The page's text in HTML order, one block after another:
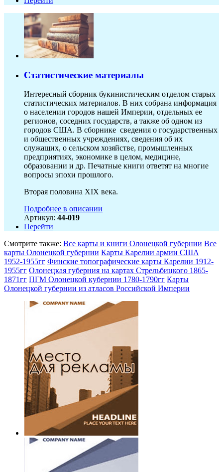
Статистические материалы
Интересный сборник букинистическим отделом старых
статистических материалов. В них собрана информация
о населении городов нашей Империи, отдельных ее
регионов, соседних государств, а также об одном из
городов США. В сборнике сведения о государственных
и общественных учреждениях, сведения об их
служащих, о сельском хозяйстве, промышленных
предприятиях, экономике в целом, медицине,
образовании и др. Печатные книги ответят на многие
вопросы эпохи прошлого.
Вторая половина XIX века.
Подробнее в описании
Артикул: 44-019
Перейти
Смотрите также: Все карты и книги Олонецкой губернии Все
карты Олонецкой губернии Карты Карелии армии США
1952-1955гг Финские топографические карты Карелии 1912-
1955гг Олонецкая губерния на картах Стрельбицкого 1865-
1871гг ПГМ Олонецкой кубернии 1780-1790гг Карты
Олонецкой губернии из атласов Российской Империи